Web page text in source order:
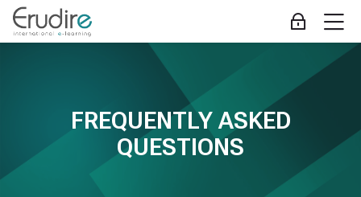
Skip to navigation
Skip to login form
Vai al contenuto principale
Skip to accessibility options
Skip to footer
Skip accessibility options
Login
FREQUENTLY ASKED
QUESTIONS